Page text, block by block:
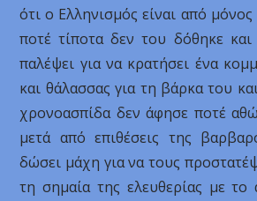
ότι ο Ελληνισμός είναι από μόνος
ποτέ τίποτα δεν του δόθηκε
παλέψει για να κρατήσει ένα
και θάλασσας για τη βάρκα του
χρονοασπίδα δεν άφησε ποτέ
μετά από επιθέσεις της
δώσει μάχη για να τους
τη σημαία της ελευθερίας με